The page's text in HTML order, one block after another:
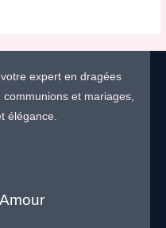
expert en dragées
et mariages,
élégance.